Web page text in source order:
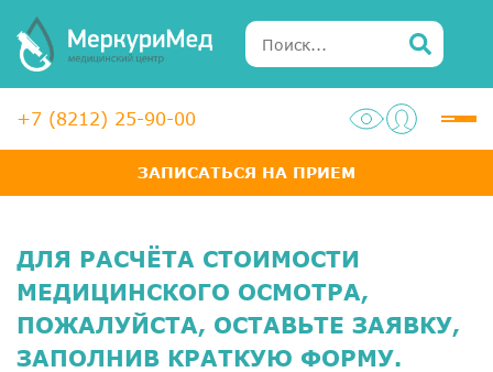
+7 (8212) 25-90-00
ЗАПИСАТЬСЯ НА ПРИЕМ
Услуги
Диагностика
ДЛЯ РАСЧЁТА СТОИМОСТИ
МЕДИЦИНСКОГО ОСМОТРА,
ПОЖАЛУЙСТА, ОСТАВЬТЕ ЗАЯВКУ,
ЗАПОЛНИВ КРАТКУЮ ФОРМУ.